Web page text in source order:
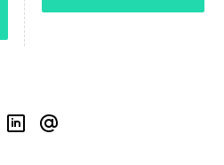
LinkedInEmail